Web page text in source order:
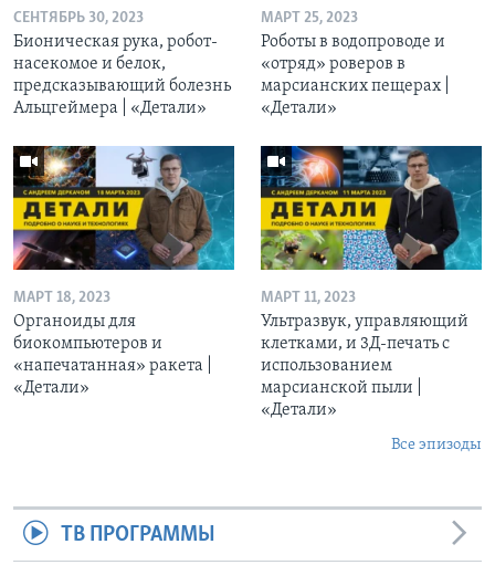
СЕНТЯБРЬ 30, 2023
Бионическая рука, робот-
насекомое и белок,
предсказывающий болезнь
Альцгеймера | «Детали»
МАРТ 25, 2023
Роботы в водопроводе и
«отряд» роверов в
марсианских пещерах |
«Детали»
МАРТ 18, 2023
Органоиды для
биокомпьютеров и
«напечатанная» ракета |
«Детали»
МАРТ 11, 2023
Ультразвук, управляющий
клетками, и 3Д-печать c
использованием
марсианской пыли |
«Детали»
Все эпизоды
ТВ ПРОГРАММЫ